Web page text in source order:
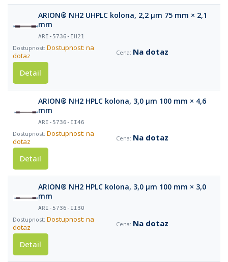
ARION® NH2 UHPLC kolona, 2,2 µm 75 mm × 2,1
mm
ARI-5736-EH21
Dostupnost: na
dotaz
Na dotaz
Detail
ARION® NH2 HPLC kolona, 3,0 µm 100 mm × 4,6
mm
ARI-5736-II46
Dostupnost: na
dotaz
Na dotaz
Detail
ARION® NH2 HPLC kolona, 3,0 µm 100 mm × 3,0
mm
ARI-5736-II30
Dostupnost: na
dotaz
Na dotaz
Detail